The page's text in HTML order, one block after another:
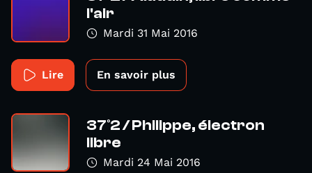
l'air
Mardi 31 Mai 2016
Lire En savoir plus
37°2 / Philippe, électron
libre
Mardi 24 Mai 2016